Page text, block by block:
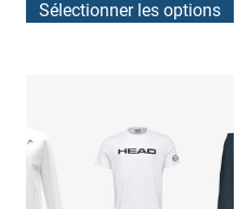
Sélectionner les options